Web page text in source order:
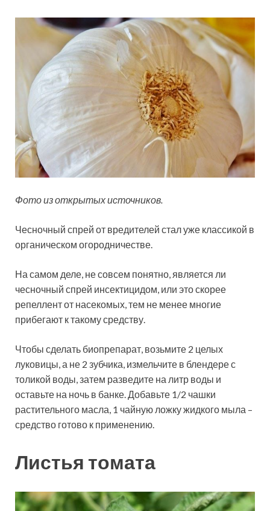
Фото из открытых источников.
Чесночный спрей от вредителей стал уже классикой в
органическом огородничестве.
На самом деле, не совсем понятно, является ли
чесночный спрей инсектицидом, или это скорее
репеллент от насекомых, тем не менее многие
прибегают к такому средству.
Чтобы сделать биопрепарат, возьмите 2 целых
луковицы, а не 2 зубчика, измельчите в блендере с
толикой воды, затем разведите на литр воды и
оставьте на ночь в банке. Добавьте 1/2 чашки
растительного масла, 1 чайную ложку жидкого мыла –
средство готово к применению.
Листья томата